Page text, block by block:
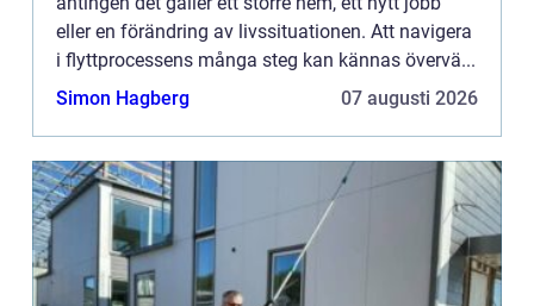
eller en förändring av livssituationen. Att navigera
i flyttprocessens många steg kan kännas övervä...
Simon Hagberg
07 augusti 2026